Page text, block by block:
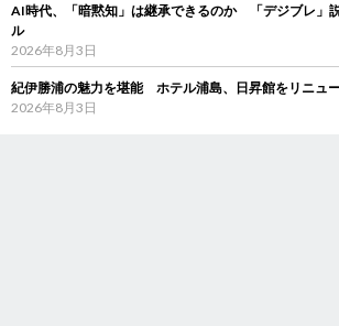
AI時代、「暗黙知」は継承できるのか 「デジブレ」
ル
2026年8月3日
紀伊勝浦の魅力を堪能 ホテル浦島、日昇館をリニュ
2026年8月3日